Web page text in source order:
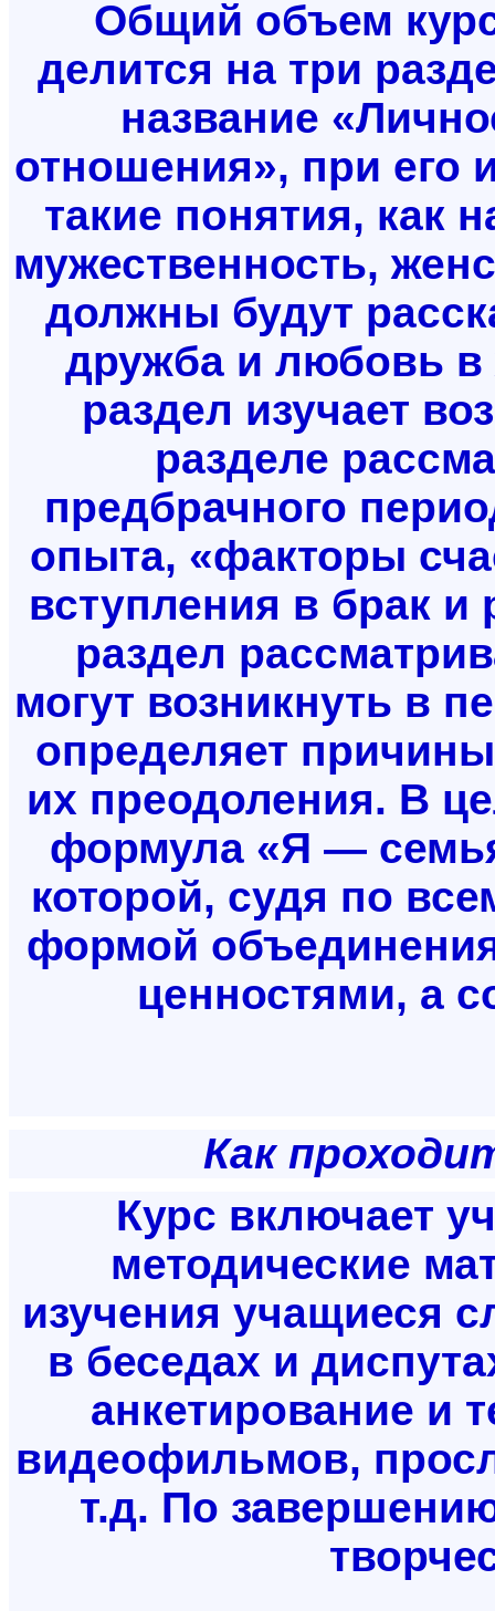
Общий объем
делится на три
название
отношения», при его
такие понятия, как
мужественность,
должны будут
дружба и любовь в
раздел изучает
разделе
предбрачного
опыта, «факторы
вступления в брак и
раздел
могут возникнуть в
определяет
их преодоления. В
формула «Я —
которой, судя по
формой
ценностями, а
Как
Курс включает
методические
изучения учащиеся
в беседах и
анкетирование и
видеофильмов,
т.д. По